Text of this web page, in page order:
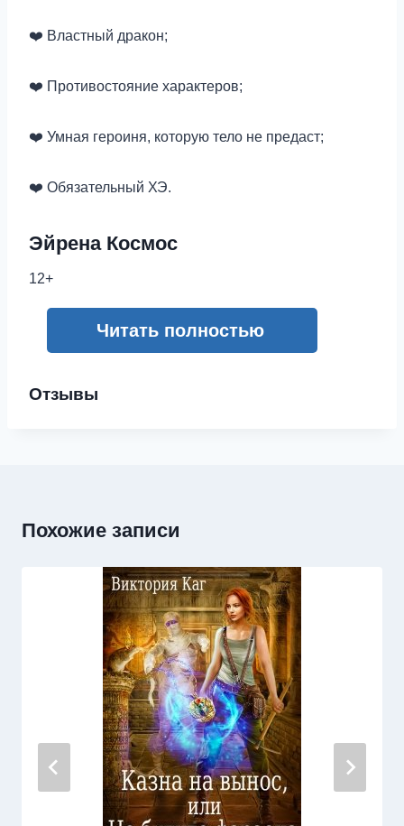
‍❤️‍ Властный дракон;
‍❤️‍ Противостояние характеров;
‍❤️‍ Умная героиня, которую тело не предаст;
‍❤️‍ Обязательный ХЭ.
Эйрена Космос
12+
Читать полностью
Отзывы
Похожие записи